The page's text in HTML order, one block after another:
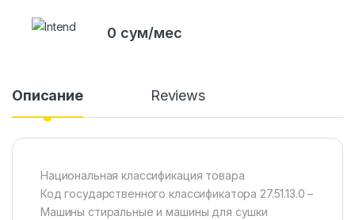
0 сум/мес
Описание Reviews
Национальная классификация товара
Код государственного классификатора 27.51.13.0 –
Машины стиральные и машины для сушки